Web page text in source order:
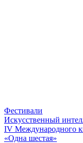
Фестивали
Искусственный
IV Международного
«Одна шестая»